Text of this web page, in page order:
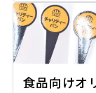
食品向けオ